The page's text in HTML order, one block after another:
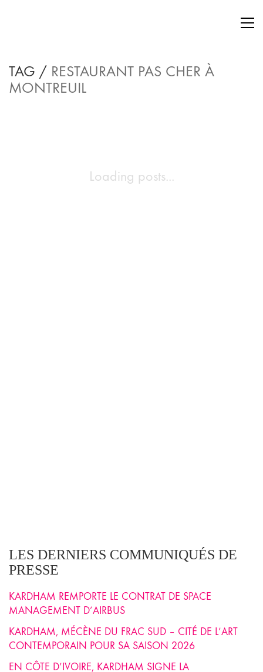
TAG / RESTAURANT PAS CHER À
MONTREUIL
Loading posts...
LES DERNIERS COMMUNIQUÉS DE
PRESSE
KARDHAM REMPORTE LE CONTRAT DE SPACE
MANAGEMENT D’AIRBUS
KARDHAM, MÉCÈNE DU FRAC SUD – CITÉ DE L’ART
CONTEMPORAIN POUR SA SAISON 2026
EN CÔTE D’IVOIRE, KARDHAM SIGNE LA